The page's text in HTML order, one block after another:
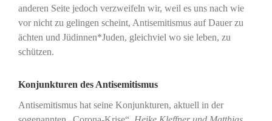
anderen Seite jedoch verzweifeln wir, weil es uns nach wie
vor nicht zu gelingen scheint, Antisemitismus auf Dauer zu
ächten und Jüdinnen*Juden, gleichviel wo sie leben, zu
schützen.
Konjunkturen des Antisemitismus
Antisemitismus hat seine Konjunkturen, aktuell in der